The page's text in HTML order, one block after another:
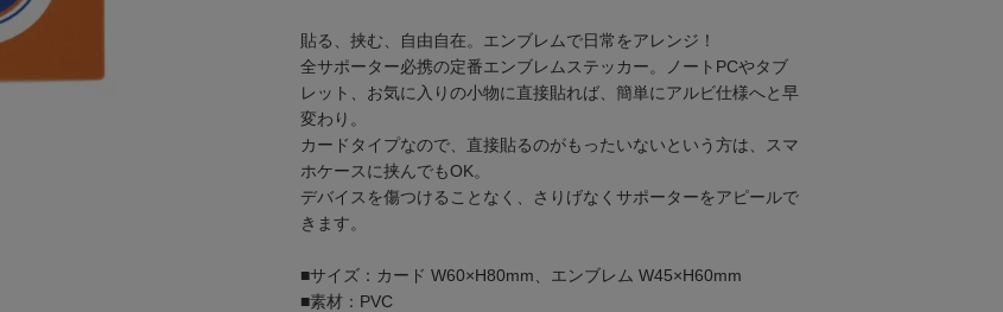
貼る、挟む、自由自在。エンブレムで日常をアレンジ！
全サポーター必携の定番エンブレムステッカー。ノートPCやタブ
レット、お気に入りの小物に直接貼れば、簡単にアルビ仕様へと早
変わり。
カードタイプなので、直接貼るのがもったいないという方は、スマ
ホケースに挟んでもOK。
デバイスを傷つけることなく、さりげなくサポーターをアピールで
きます。
■サイズ：カード W60×H80mm、エンブレム W45×H60mm
■素材：PVC